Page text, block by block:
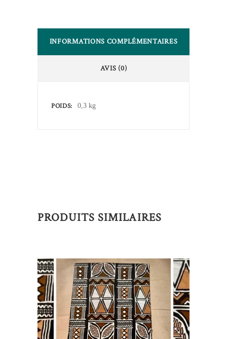
INFORMATIONS COMPLÉMENTAIRES
AVIS (0)
POIDS 0,3 kg
PRODUITS SIMILAIRES
CHOIX DES OPTIONS
Ce